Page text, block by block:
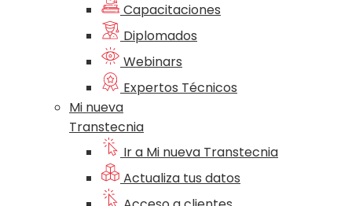
Capacitaciones
Diplomados
Webinars
Expertos Técnicos
Mi nueva
Transtecnia
Ir a Mi nueva Transtecnia
Actualiza tus datos